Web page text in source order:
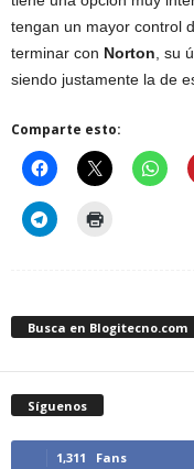
tengan un mayor control
terminar con Norton , su
siendo justamente la de
Comparte esto:
Busca en Blogitecno.com
Síguenos
1,311 Fans